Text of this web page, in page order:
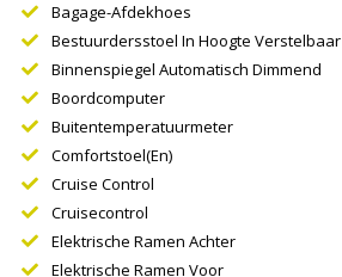
Bagage-Afdekhoes
Bestuurdersstoel In Hoogte Verstelbaar
Binnenspiegel Automatisch Dimmend
Boordcomputer
Buitentemperatuurmeter
Comfortstoel(en)
Cruise Control
Cruisecontrol
Elektrische Ramen Achter
Elektrische Ramen Voor